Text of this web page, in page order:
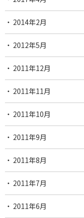
2014年2月
2012年5月
2011年12月
2011年11月
2011年10月
2011年9月
2011年8月
2011年7月
2011年6月